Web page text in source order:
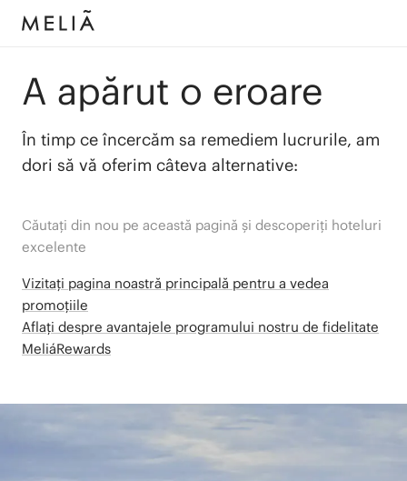
A apărut o eroare
În timp ce încercăm sa remediem lucrurile, am
dori să vă oferim câteva alternative:
Căutați din nou pe această pagină și descoperiți hoteluri
excelente
Vizitați pagina noastră principală pentru a vedea
promoțiile
Aflați despre avantajele programului nostru de fidelitate
MeliáRewards